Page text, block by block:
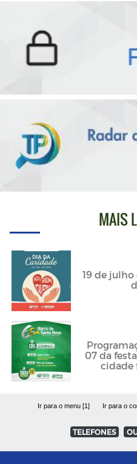
MAIS
19 de
07 da
cidade
Ir para o menu [1] Ir para o
TELEFONES